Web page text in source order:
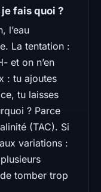
je fais quoi ?
l’eau
La tentation :
et on n’en
: tu ajoutes
tu laisses
? Parce
(TAC). Si
variations :
tomber trop